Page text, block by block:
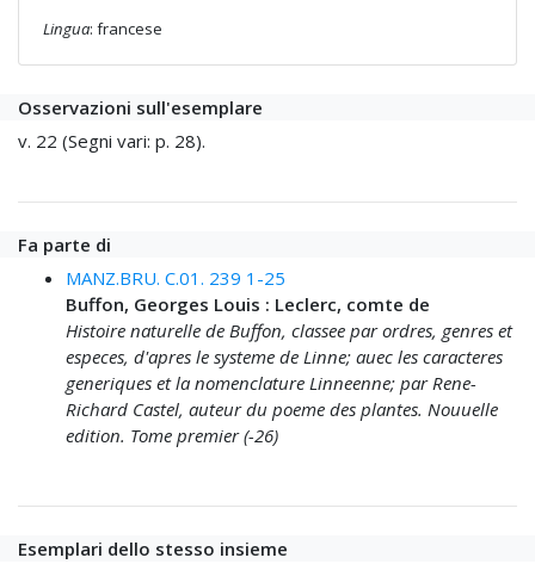
Lingua: francese
Osservazioni sull'esemplare
v. 22 (Segni vari: p. 28).
Fa parte di
MANZ.BRU. C.01. 239 1-25
Buffon, Georges Louis : Leclerc, comte de
Histoire naturelle de Buffon, classee par ordres, genres et
especes, d'apres le systeme de Linne; auec les caracteres
generiques et la nomenclature Linneenne; par Rene-
Richard Castel, auteur du poeme des plantes. Nouuelle
edition. Tome premier (-26)
Esemplari dello stesso insieme